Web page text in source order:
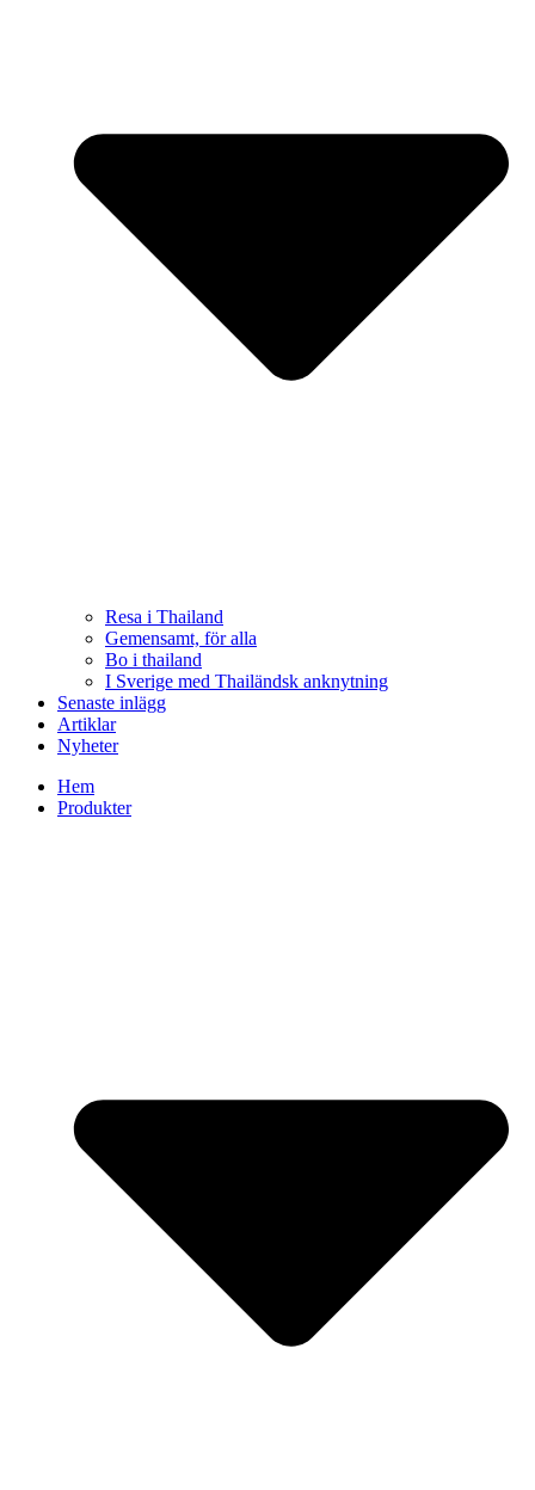
Resa i Thailand
Gemensamt, för alla
Bo i thailand
I Sverige med Thailändsk anknytning
Senaste inlägg
Artiklar
Nyheter
Hem
Produkter